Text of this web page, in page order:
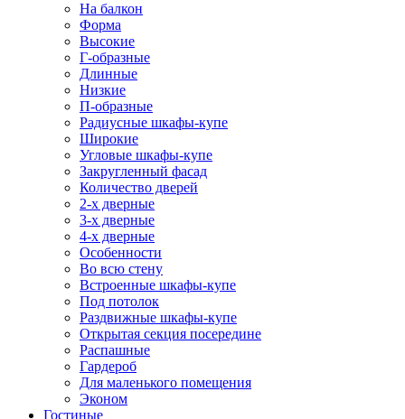
На балкон
Форма
Высокие
Г-образные
Длинные
Низкие
П-образные
Радиусные шкафы-купе
Широкие
Угловые шкафы-купе
Закругленный фасад
Количество дверей
2-х дверные
3-х дверные
4-х дверные
Особенности
Во всю стену
Встроенные шкафы-купе
Под потолок
Раздвижные шкафы-купе
Открытая секция посередине
Распашные
Гардероб
Для маленького помещения
Эконом
Гостиные